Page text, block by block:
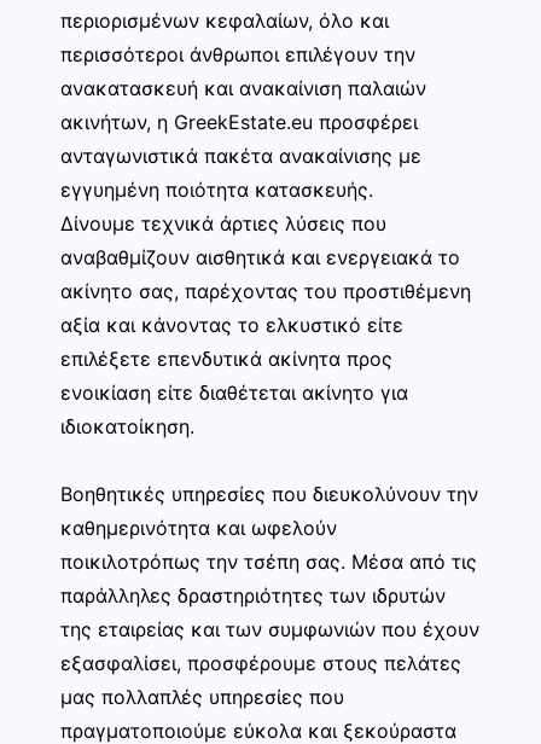
περιορισμένων κεφαλαίων, όλο και
περισσότεροι άνθρωποι επιλέγουν την
ανακατασκευή και ανακαίνιση παλαιών
ακινήτων, η GreekEstate.eu προσφέρει
ανταγωνιστικά πακέτα ανακαίνισης με
εγγυημένη ποιότητα κατασκευής.
Δίνουμε τεχνικά άρτιες λύσεις που
αναβαθμίζουν αισθητικά και ενεργειακά το
ακίνητο σας, παρέχοντας του προστιθέμενη
αξία και κάνοντας το ελκυστικό είτε
επιλέξετε επενδυτικά ακίνητα προς
ενοικίαση είτε διαθέτεται ακίνητο για
ιδιοκατοίκηση.
Βοηθητικές υπηρεσίες που διευκολύνουν την
καθημερινότητα και ωφελούν
ποικιλοτρόπως την τσέπη σας. Μέσα από τις
παράλληλες δραστηριότητες των ιδρυτών
της εταιρείας και των συμφωνιών που έχουν
εξασφαλίσει, προσφέρουμε στους πελάτες
μας πολλαπλές υπηρεσίες που
πραγματοποιούμε εύκολα και ξεκούραστα